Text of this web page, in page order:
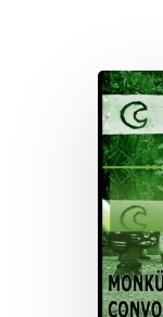
Lof
Winkül
Küsra
a
apoyar